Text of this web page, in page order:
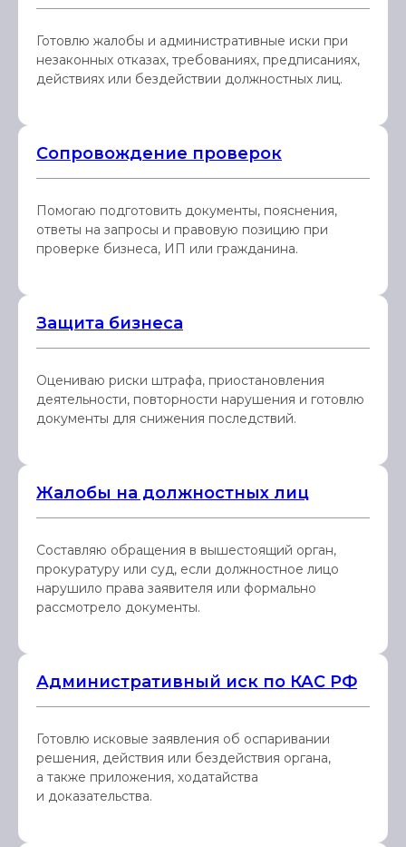
Готовлю жалобы и административные иски при
незаконных отказах, требованиях, предписаниях,
действиях или бездействии должностных лиц.
Сопровождение проверок
Помогаю подготовить документы, пояснения,
ответы на запросы и правовую позицию при
проверке бизнеса, ИП или гражданина.
Защита бизнеса
Оцениваю риски штрафа, приостановления
деятельности, повторности нарушения и готовлю
документы для снижения последствий.
Жалобы на должностных лиц
Составляю обращения в вышестоящий орган,
прокуратуру или суд, если должностное лицо
нарушило права заявителя или формально
рассмотрело документы.
Административный иск по КАС РФ
Готовлю исковые заявления об оспаривании
решения, действия или бездействия органа,
а также приложения, ходатайства
и доказательства.